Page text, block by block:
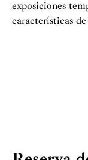
exposiciones
características